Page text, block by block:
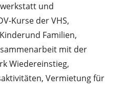
und
Kurse der VHS,
Familien,
mit der
Wiedereinstieg,
Vermietung für